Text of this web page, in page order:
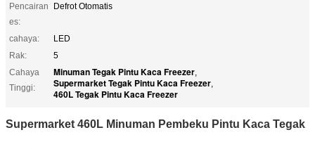
Pencairan
es:
Defrot Otomatis
cahaya:
LED
Rak:
5
Cahaya
Tinggi:
Minuman Tegak Pintu Kaca Freezer,
Supermarket Tegak Pintu Kaca Freezer,
460L Tegak Pintu Kaca Freezer
Supermarket 460L Minuman Pembeku Pintu Kaca Tegak